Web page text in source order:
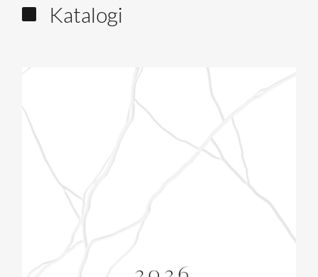
Katalogi